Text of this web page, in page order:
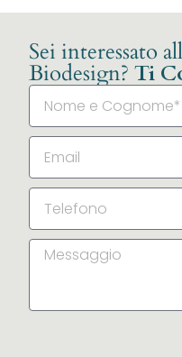
Sei interessato
Biodesign? Ti